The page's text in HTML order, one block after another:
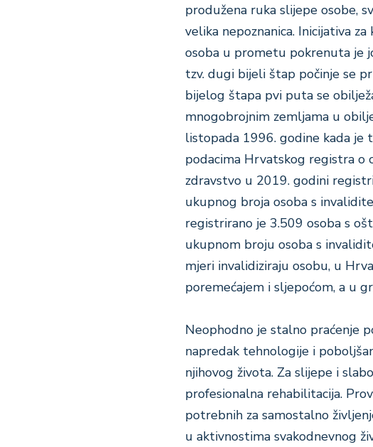
produžena ruka slijepe osobe,
velika nepoznanica. Inicijativa
osoba u prometu pokrenuta je
tzv. dugi bijeli štap počinje se
bijelog štapa pvi puta se
mnogobrojnim zemljama u
listopada 1996. godine kada je
podacima Hrvatskog registra o
zdravstvo u 2019. godini
ukupnog broja osoba s
registrirano je 3.509 osoba s
ukupnom broju osoba s
mjeri invalidiziraju osobu, u
poremećajem i sljepoćom, a u
Neophodno je stalno praćenje
napredak tehnologije i
njihovog života. Za slijepe i
profesionalna rehabilitacija.
potrebnih za samostalno
u aktivnostima svakodnevnog